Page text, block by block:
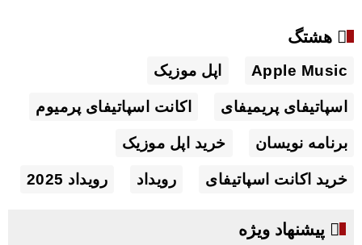
هشتگ
Apple Music اپل موزیک
اسپاتیفای پریمیفای اکانت اسپاتیفای پرمیوم
برنامه نویسان خرید اپل موزیک
خرید اکانت اسپاتیفای رویداد رویداد 2025
پیشنهاد ویژه